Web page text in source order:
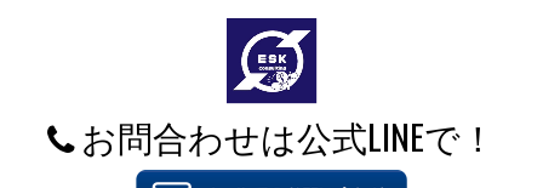
お問合わせは公式LINEで！